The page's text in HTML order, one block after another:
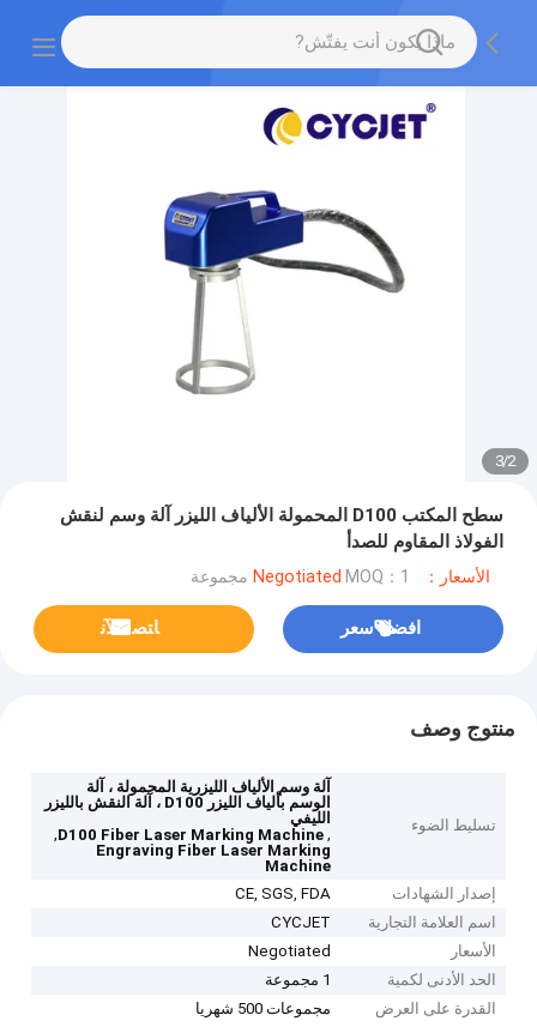
2
/
3
سطح المكتب D100 المحمولة الألياف الليزر آلة وسم لنقش
الفولاذ المقاوم للصدأ
الأسعار：Negotiated MOQ：1 مجموعة
افضل سعر ﺎﺘﺼﻟ ﺍﻶﻧ
منتوج وصف
تسليط الضوء
آلة وسم الألياف الليزرية المحمولة ، آلة
الوسم بألياف الليزر D100 ، آلة النقش بالليزر
الليفي
,
D100 Fiber Laser Marking Machine
,
Engraving Fiber Laser Marking
Machine
إصدار الشهادات
CE, SGS, FDA
اسم العلامة التجارية
CYCJET
الأسعار
Negotiated
الحد الأدنى لكمية
1 مجموعة
القدرة على العرض
مجموعات 500 شهريا